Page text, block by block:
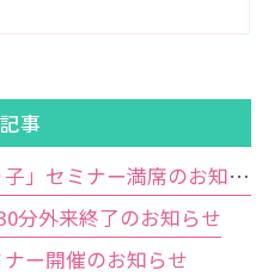
事
9月26日開催予定「夜の踊り子」セミナー満席のお知らせ
分外来終了のお知らせ
ー開催のお知らせ